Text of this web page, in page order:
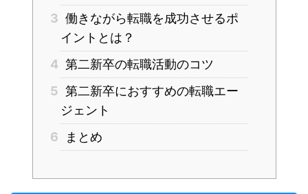
3 働きながら転職を成功させるポ
イントとは？
4 第二新卒の転職活動のコツ
5 第二新卒におすすめの転職エー
ジェント
6
まとめ